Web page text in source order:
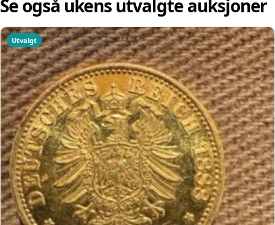
Se også ukens utvalgte auksjoner
Utvalgt